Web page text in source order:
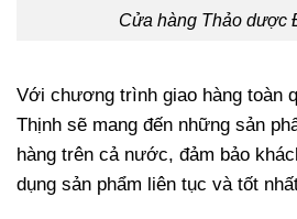
Cửa hàng Thảo dược
Với chương trình giao hàng toàn
Thịnh sẽ mang đến những sản
hàng trên cả nước, đảm bảo
dụng sản phẩm liên tục và tốt